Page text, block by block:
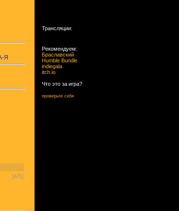
Я
[4/5]
Трансляции:
Рекомендуем:
Браславский
Humble Bundle
indiegala
itch.io
Что это за игра?
проверьте себя